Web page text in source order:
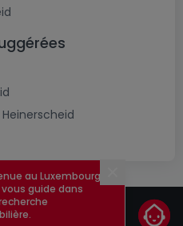
au Luxembourg !
guide dans